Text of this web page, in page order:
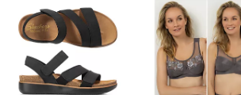
wischen
Sie
Touch-
Geräten